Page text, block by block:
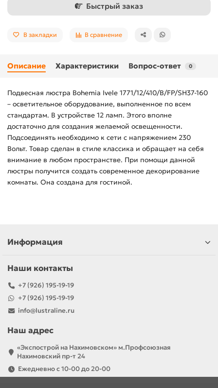
Быстрый заказ
В закладки В сравнение
Описание Характеристики Вопрос-ответ 0
Подвесная люстра Bohemia Ivele 1771/12/410/B/FP/SH37-160
– осветительное оборудование, выполненное по всем
стандартам. В устройстве 12 ламп. Этого вполне
достаточно для создания желаемой освещенности.
Подсоединять необходимо к сети с напряжением 230
Вольт. Товар сделан в стиле классика и обращает на себя
внимание в любом пространстве. При помощи данной
люстры получится создать современное декорирование
комнаты. Она создана для гостиной.
Информация
Наши контакты
+7 (926) 195-19-19
+7 (926) 195-19-19
info@lustraline.ru
Наш адрес
«Экспострой на Нахимовском» м.Профсоюзная
Нахимовский пр-т 24
Ежедневно с 10-00 до 20-00